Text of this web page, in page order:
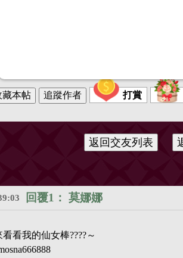
打賞
回覆1： 莫娜娜
看看我的仙女棒????～